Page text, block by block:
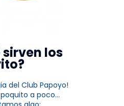
sirven los
del Club Papoyo!
a poco...